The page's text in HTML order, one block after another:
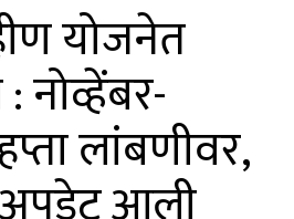
योजनेत
नोव्हेंबर-
लांबणीवर,